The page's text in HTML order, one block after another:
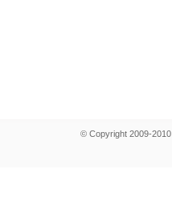
© Copyright 2009-2010